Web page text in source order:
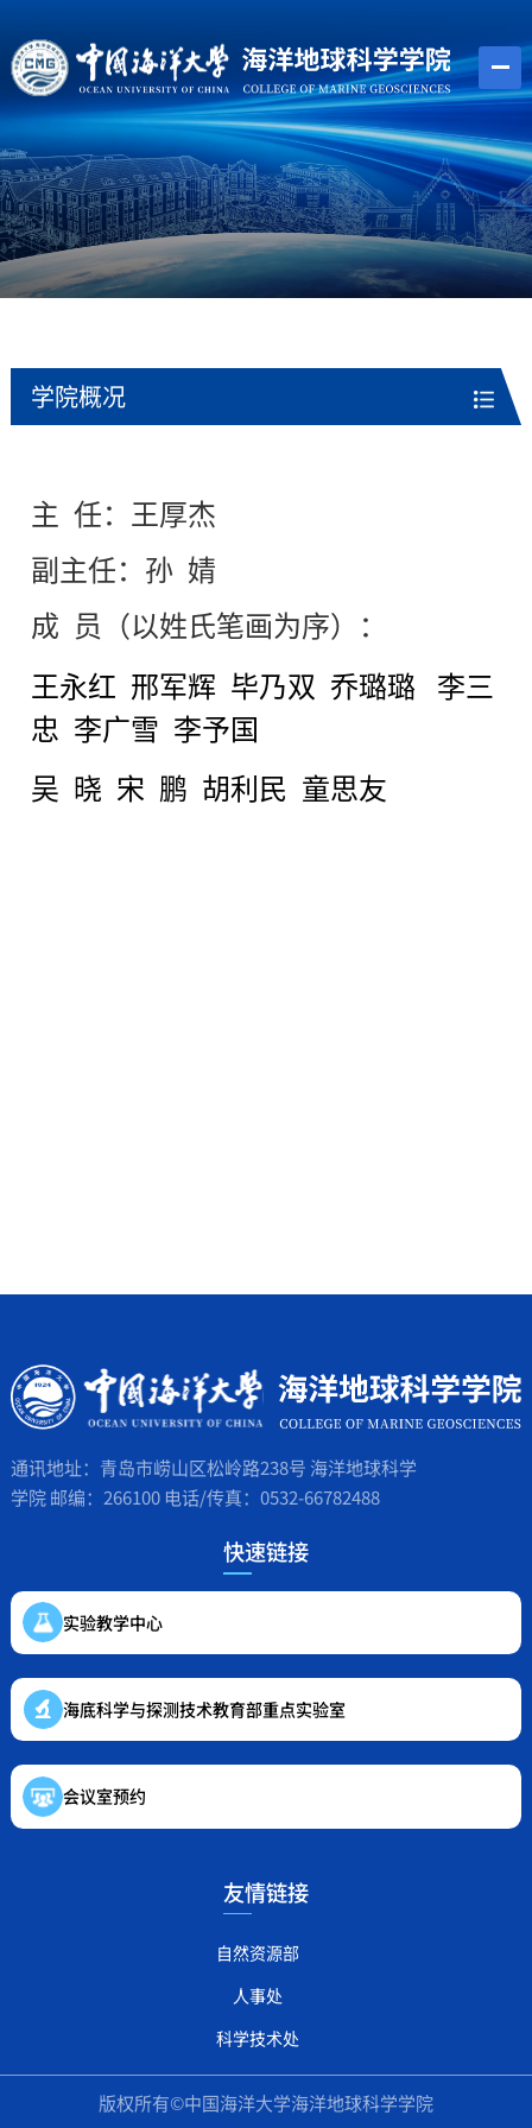
学院概况
主 任：王厚杰
副主任：孙 婧
成
员（以姓氏笔画为序）：
王永红 邢军辉 毕乃双 乔璐璐
李三
忠 李广雪 李予国
吴 晓 宋 鹏 胡利民 童思友
通讯地址：青岛市崂山区松岭路238号 海洋地球科学
学院 邮编：266100 电话/传真：0532-66782488
快速链接
实验教学中心
海底科学与探测技术教育部重点实验室
会议室预约
友情链接
自然资源部
人事处
科学技术处
版权所有©中国海洋大学海洋地球科学学院